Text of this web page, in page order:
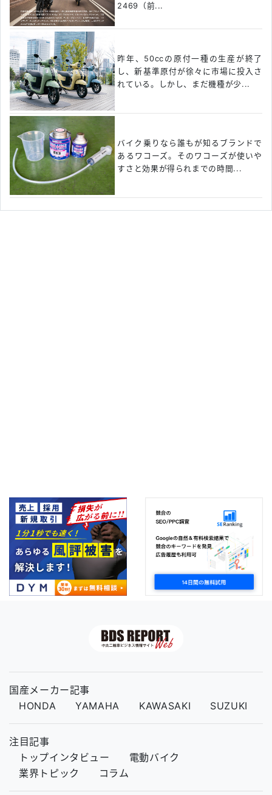
2469（前...
昨年、50ccの原付一種の生産が終了
し、新基準原付が徐々に市場に投入さ
れている。しかし、まだ機種が少...
バイク乗りなら誰もが知るブランドで
あるワコーズ。そのワコーズが使いや
すさと効果が得られまでの時間...
国産メーカー記事
HONDA
YAMAHA KAWASAKI SUZUKI
注目記事
トップインタビュー
電動バイク
業界トピック
コラム